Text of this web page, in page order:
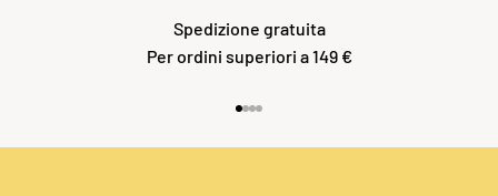
Spedizione gratuita
Per ordini superiori a 149 €